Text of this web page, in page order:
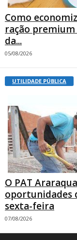
Como
ração
da...
05/08/2026
UTILIDADE PÚBLICA
O PAT
oportunidades
sexta-feira
07/08/2026